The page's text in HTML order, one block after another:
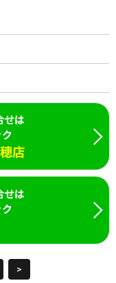
せは
店
せは
>